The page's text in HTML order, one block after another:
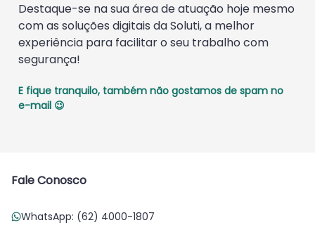
Destaque-se na sua área de atuação hoje mesmo
com as soluções digitais da Soluti, a melhor
experiência para facilitar o seu trabalho com
segurança!
E fique tranquilo, também não gostamos de spam no
e-mail 😉
Fale Conosco
WhatsApp: (62) 4000-1807